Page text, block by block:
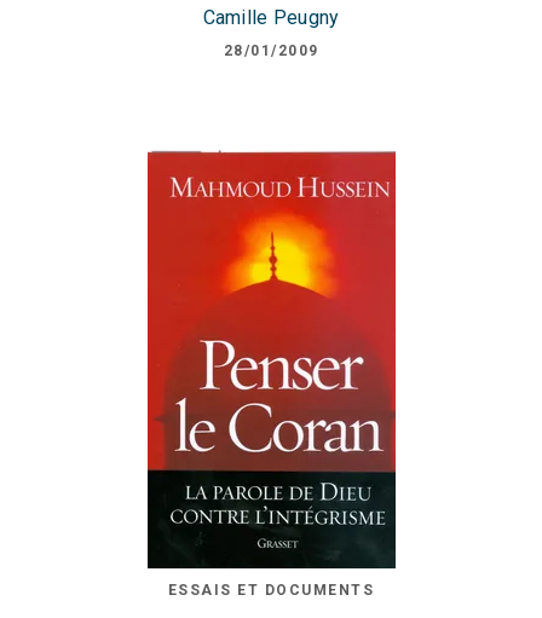
Camille Peugny
28/01/2009
ESSAIS ET DOCUMENTS